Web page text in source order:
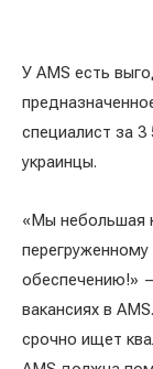
У AMS есть
специалист за
украинцы.
«Мы небольшая
обеспечению!»
вакансиях в
срочно ищет